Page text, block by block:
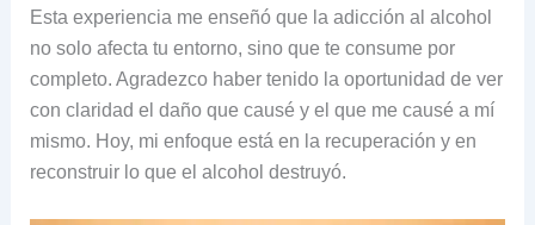
Esta experiencia me enseñó que la adicción al alcohol
no solo afecta tu entorno, sino que te consume por
completo. Agradezco haber tenido la oportunidad de ver
con claridad el daño que causé y el que me causé a mí
mismo. Hoy, mi enfoque está en la recuperación y en
reconstruir lo que el alcohol destruyó.